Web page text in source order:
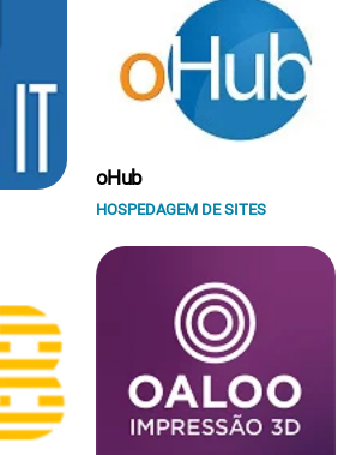
oHub
HOSPEDAGEM DE SITES